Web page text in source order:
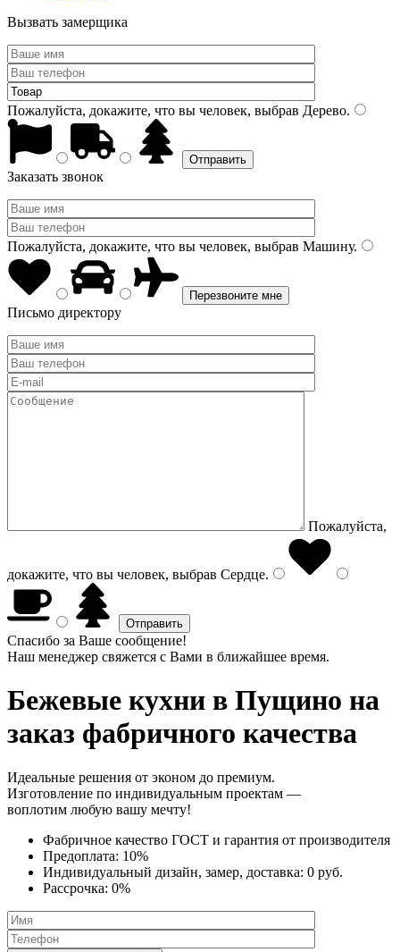
Вызвать замерщика
Пожалуйста, докажите, что вы человек, выбрав Дерево.
Заказать звонок
Пожалуйста, докажите, что вы человек, выбрав Машину.
Письмо директору
Пожалуйста,
докажите, что вы человек, выбрав Сердце.
Спасибо за Ваше сообщение!
Наш менеджер свяжется с Вами в ближайшее время.
Бежевые кухни в Пущино на
заказ фабричного качества
Идеальные решения от эконом до премиум.
Изготовление по индивидуальным проектам —
воплотим любую вашу мечту!
Фабричное качество ГОСТ и гарантия от производителя
Предоплата: 10%
Индивидуальный дизайн, замер, доставка: 0 руб.
Рассрочка: 0%